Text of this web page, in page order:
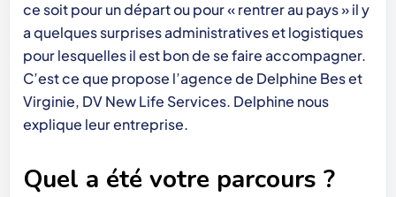
ce soit pour un départ ou pour « rentrer au pays » il y
a quelques surprises administratives et logistiques
pour lesquelles il est bon de se faire accompagner.
C’est ce que propose l’agence de Delphine Bes et
Virginie, DV New Life Services. Delphine nous
explique leur entreprise.
Quel a été votre parcours ?